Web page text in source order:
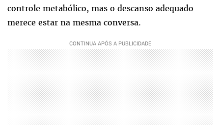
controle metabólico, mas o descanso adequado
merece estar na mesma conversa.